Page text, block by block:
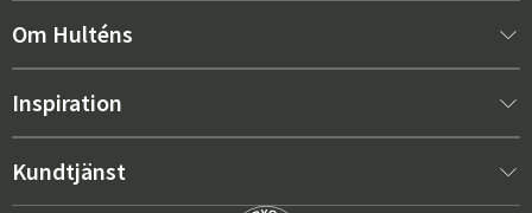
Nytt hos oss
Inredning
Utemöbler
Om Hulténs
Om Hulténs
Säljavdelning
Inspiration
Bästsäljare
Kundtjänst